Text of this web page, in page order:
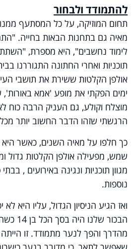
להתמודד ולבחור
תחום המוזיקה, על כל המסתעף
מאיה גם בתחנות הבאות בחייה.
לימוד נחשבים", היא מספרת,
תוכניות ואחרי החתונה התגוררנו
אולפן הקלטות ששירת את תושבי
ימים הפקתי את מופע 'אמא
מוצלח וקולע, גם העניק הרבה כוח
הרגשתי שזהו הדבר החשוב יותר
כך חלפו על מאיה השנים, כאשר
שמש, מפעילה אולפן הקלטות גדול
מגוון תוכניות ונגינה באירועים ,
נוספות.
ואז הגיע הניסיון הגדול, עליו היא
הבכור
מהדרך והפך לנער מתמודד. זו